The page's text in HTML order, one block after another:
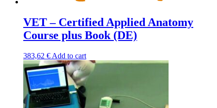
VET – Certified Applied Anatomy
Course plus Book (DE)
383,62 € Add to cart